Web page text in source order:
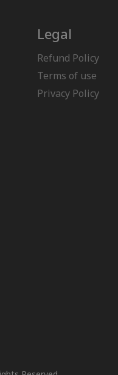
Legal
Refund Policy
Terms of use
Privacy Policy